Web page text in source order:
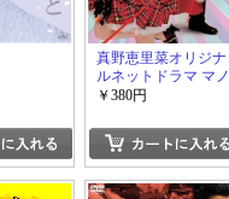
真野恵里菜オリジナ
ルネットドラマ マノ
スパイ
￥380円